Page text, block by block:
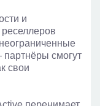
и
смогут
свои